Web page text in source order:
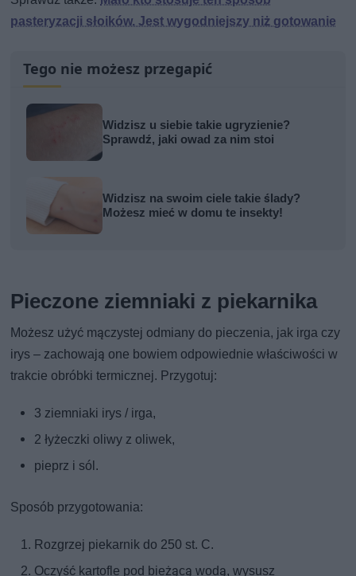
pasteryzacji słoików. Jest wygodniejszy niż gotowanie
Tego nie możesz przegapić
Widzisz u siebie takie ugryzienie?
Sprawdź, jaki owad za nim stoi
Widzisz na swoim ciele takie ślady?
Możesz mieć w domu te insekty!
Pieczone ziemniaki z piekarnika
Możesz użyć mączystej odmiany do pieczenia, jak irga czy
irys – zachowają one bowiem odpowiednie właściwości w
trakcie obróbki termicznej. Przygotuj:
3 ziemniaki irys / irga,
2 łyżeczki oliwy z oliwek,
pieprz i sól.
Sposób przygotowania:
Rozgrzej piekarnik do 250 st. C.
Oczyść kartofle pod bieżącą wodą, wysusz